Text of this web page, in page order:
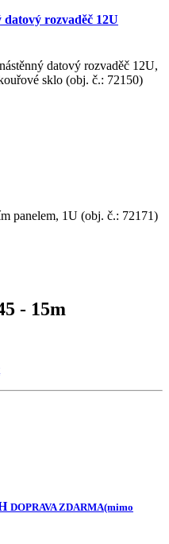
rozvaděč 12U
datový rozvaděč 12U,
sklo (obj. č.: 72150)
panelem, 1U (obj. č.: 72171)
- 15m
DOPRAVA ZDARMA(mimo